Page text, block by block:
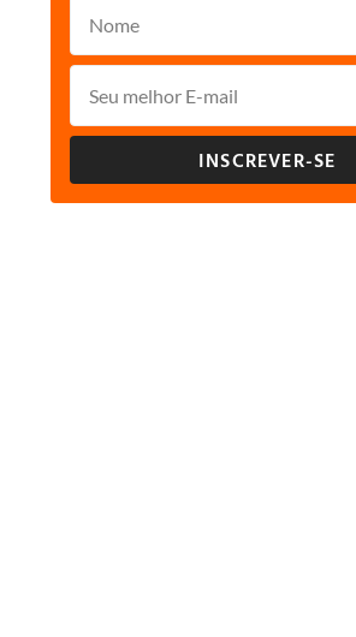
INSCREVER-SE